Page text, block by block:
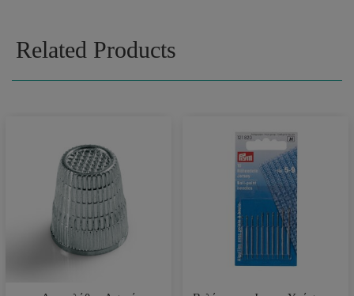
Related Products